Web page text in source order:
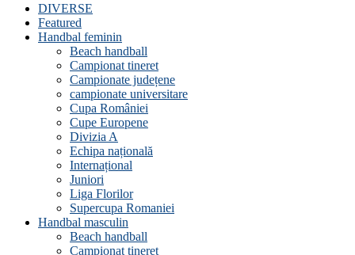
DIVERSE
Featured
Handbal feminin
Beach handball
Campionat tineret
Campionate județene
campionate universitare
Cupa României
Cupe Europene
Divizia A
Echipa națională
Internațional
Juniori
Liga Florilor
Supercupa Romaniei
Handbal masculin
Beach handball
Campionat tineret